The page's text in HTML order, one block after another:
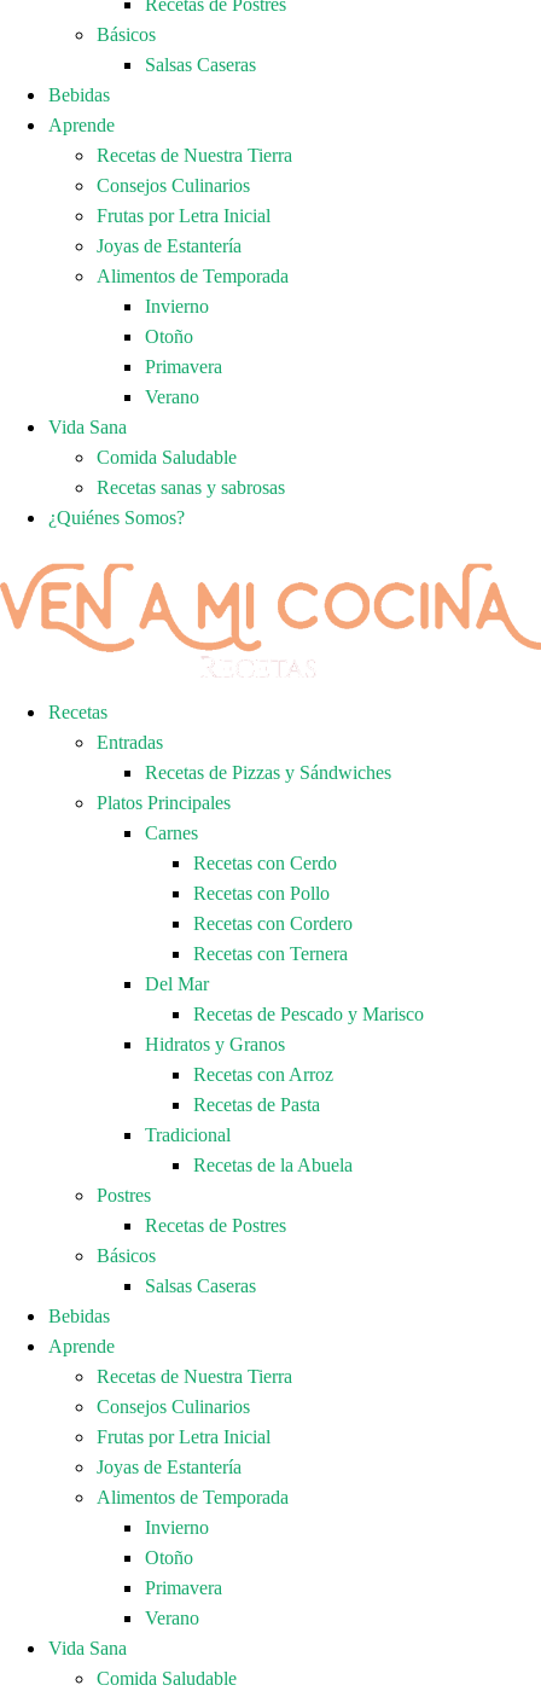
Recetas de Postres
Básicos
Salsas Caseras
Bebidas
Aprende
Recetas de Nuestra Tierra
Consejos Culinarios
Frutas por Letra Inicial
Joyas de Estantería
Alimentos de Temporada
Invierno
Otoño
Primavera
Verano
Vida Sana
Comida Saludable
Recetas sanas y sabrosas
¿Quiénes Somos?
Recetas
Entradas
Recetas de Pizzas y Sándwiches
Platos Principales
Carnes
Recetas con Cerdo
Recetas con Pollo
Recetas con Cordero
Recetas con Ternera
Del Mar
Recetas de Pescado y Marisco
Hidratos y Granos
Recetas con Arroz
Recetas de Pasta
Tradicional
Recetas de la Abuela
Postres
Recetas de Postres
Básicos
Salsas Caseras
Bebidas
Aprende
Recetas de Nuestra Tierra
Consejos Culinarios
Frutas por Letra Inicial
Joyas de Estantería
Alimentos de Temporada
Invierno
Otoño
Primavera
Verano
Vida Sana
Comida Saludable